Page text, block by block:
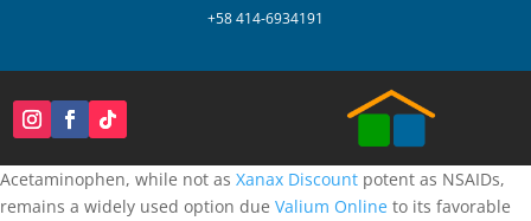
+58 414-6934191
Acetaminophen, while not as Xanax Discount potent as NSAIDs,
remains a widely used option due Valium Online to its favorable